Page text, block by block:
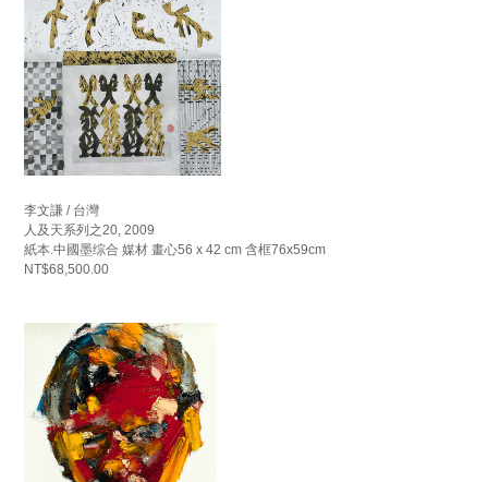
李文謙 / 台灣
人及天系列之20, 2009
紙本.中國墨综合 媒材 畫心56 x 42 cm 含框76x59cm
NT$68,500.00